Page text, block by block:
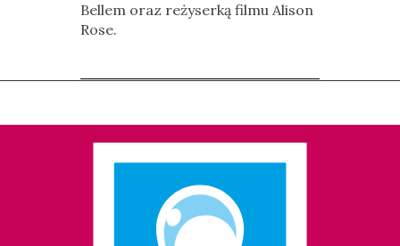
Bellem oraz reżyserką filmu Alison
Rose.